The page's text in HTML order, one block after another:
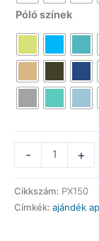
Póló színek
-
Pólók
-
Itt
mindenki
+
Cikkszám: PX150
Címkék: ajándék